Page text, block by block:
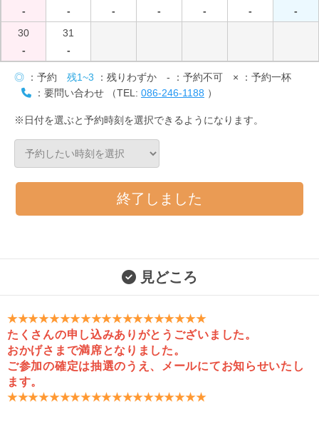
-
-
-
-
-
-
-
30
-
31
-
◎ ：予約 残1~3 ：残りわずか - ：予約不可 × ：予約一杯
：要問い合わせ （TEL: 086-246-1188 ）
※日付を選ぶと予約時刻を選択できるようになります。
終了しました
見どころ
★★★★★★★★★★★★★★★★★★★
たくさんの申し込みありがとうございました。
おかげさまで満席となりました。
ご参加の確定は抽選のうえ、メールにてお知らせいたし
ます。
★★★★★★★★★★★★★★★★★★★